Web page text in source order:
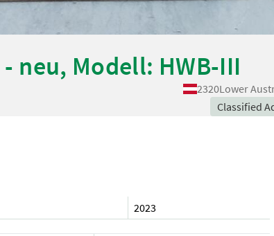
neu, Modell: HWB-III
Classified
2320Lower
2023